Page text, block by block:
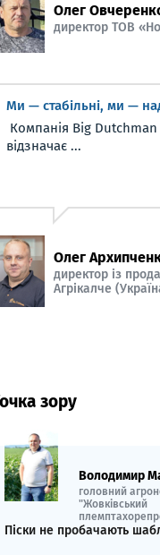
Олег
директор ТОВ
Ми — стабільні, ми —
Компанія Big Dutchman
відзначає ...
Олег
директор із
Агрікалче
зору
Володимир
головний
"Жовківський
Піски не пробачають